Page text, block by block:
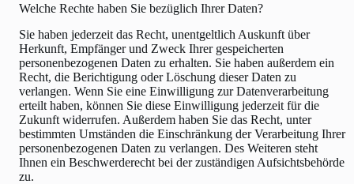
Welche Rechte haben Sie bezüglich Ihrer Daten?
Sie haben jederzeit das Recht, unentgeltlich Auskunft über
Herkunft, Empfänger und Zweck Ihrer gespeicherten
personenbezogenen Daten zu erhalten. Sie haben außerdem ein
Recht, die Berichtigung oder Löschung dieser Daten zu
verlangen. Wenn Sie eine Einwilligung zur Datenverarbeitung
erteilt haben, können Sie diese Einwilligung jederzeit für die
Zukunft widerrufen. Außerdem haben Sie das Recht, unter
bestimmten Umständen die Einschränkung der Verarbeitung Ihrer
personenbezogenen Daten zu verlangen. Des Weiteren steht
Ihnen ein Beschwerderecht bei der zuständigen Aufsichtsbehörde
zu.